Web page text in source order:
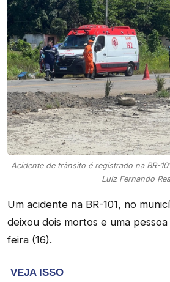
Acidente de trânsito é registrado na BR-
Luiz Fernando
Um acidente na BR-101, no
deixou dois mortos e uma
feira (16).